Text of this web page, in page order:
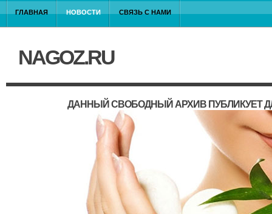
ГЛАВНАЯ НОВОСТИ СВЯЗЬ С НАМИ
NAGOZ.RU
ДАННЫЙ СВОБОДНЫЙ АРХИВ ПУБЛИКУЕТ